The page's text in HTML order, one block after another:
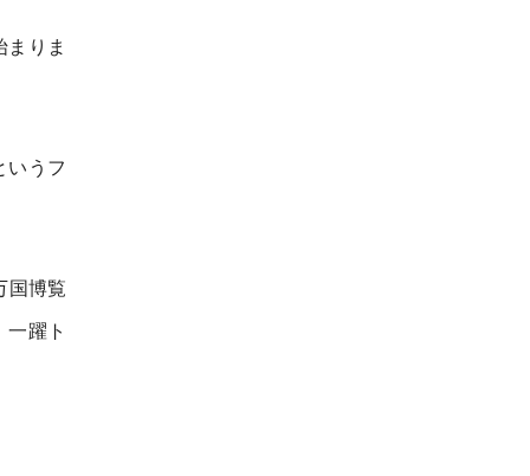
りま
いうフ
国博覧
躍ト